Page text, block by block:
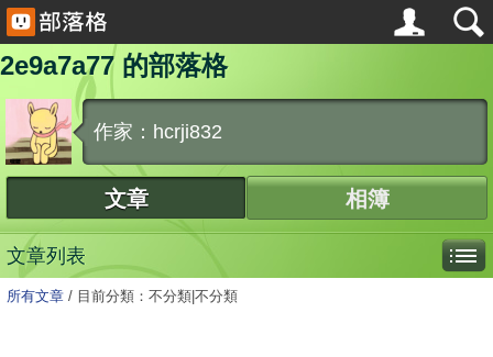
2e9a7a77 的部落格
作家：hcrji832
文章 相簿
文章列表
所有文章 / 目前分類：不分類|不分類